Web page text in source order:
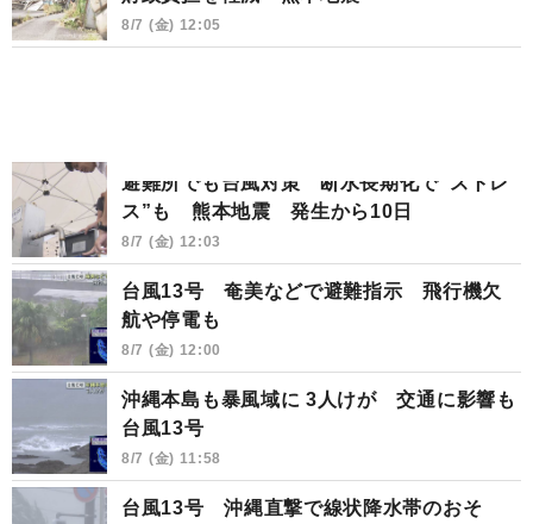
8/7 (金) 12:05
避難所でも台風対策 断水長期化で“ストレ
ス”も 熊本地震 発生から10日
8/7 (金) 12:03
台風13号 奄美などで避難指示 飛行機欠
航や停電も
8/7 (金) 12:00
沖縄本島も暴風域に 3人けが 交通に影響も
台風13号
8/7 (金) 11:58
台風13号 沖縄直撃で線状降水帯のおそ